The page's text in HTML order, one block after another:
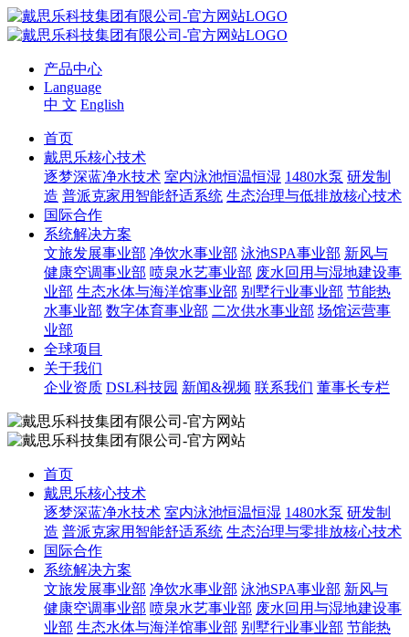
产品中心
Language
中 文 English
首页
戴思乐核心技术
逐梦深蓝净水技术 室内泳池恒温恒湿 1480水泵 研发制
造 普派克家用智能舒适系统 生态治理与低排放核心技术
国际合作
系统解决方案
文旅发展事业部 净饮水事业部 泳池SPA事业部 新风与
健康空调事业部 喷泉水艺事业部 废水回用与湿地建设事
业部 生态水体与海洋馆事业部 别墅行业事业部 节能热
水事业部 数字体育事业部 二次供水事业部 场馆运营事
业部
全球项目
关于我们
企业资质 DSL科技园 新闻&视频 联系我们 董事长专栏
首页
戴思乐核心技术
逐梦深蓝净水技术 室内泳池恒温恒湿 1480水泵 研发制
造 普派克家用智能舒适系统 生态治理与零排放核心技术
国际合作
系统解决方案
文旅发展事业部 净饮水事业部 泳池SPA事业部 新风与
健康空调事业部 喷泉水艺事业部 废水回用与湿地建设事
业部 生态水体与海洋馆事业部 别墅行业事业部 节能热